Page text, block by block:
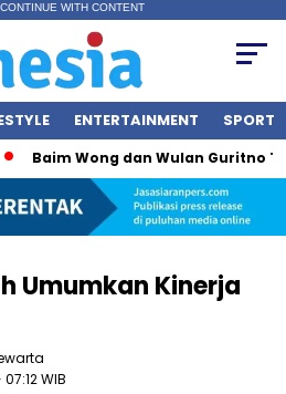
WITH CONTENT
ENTERTAINMENT SPORT
Baim Wong dan Wulan Guritno
Umumkan Kinerja
WIB